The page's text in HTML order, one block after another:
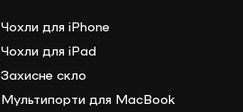
Чохли для iPhone
Чохли для iPad
Захисне скло
Мультипорти для MacBook